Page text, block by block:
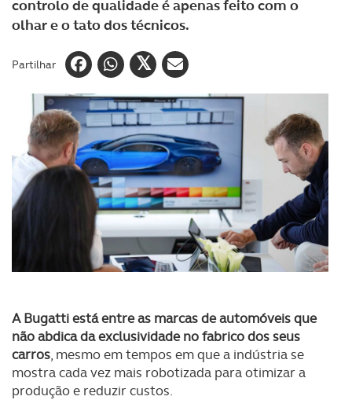
controlo de qualidade é apenas feito com o
olhar e o tato dos técnicos.
Partilhar
A Bugatti está entre as marcas de automóveis que
não abdica da exclusividade no fabrico dos seus
carros, mesmo em tempos em que a indústria se
mostra cada vez mais robotizada para otimizar a
produção e reduzir custos.